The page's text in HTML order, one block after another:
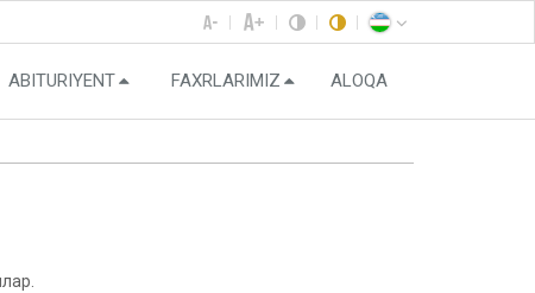
ABITURIYENT FAXRLARIMIZ ALOQA